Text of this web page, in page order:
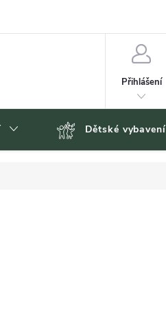
Přihlášení
Dětské vybavení